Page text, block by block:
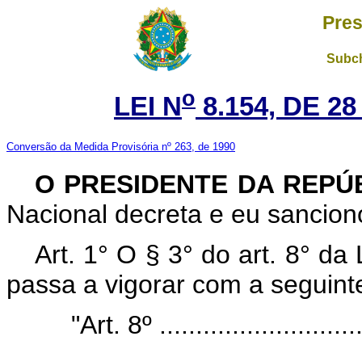
LEI No 8.154, DE
Conversão da Medida Provisória nº 263, de 1990
O PRESIDENTE DA
Nacional decreta e eu
Art. 1° O § 3° do art. 8°
passa a vigorar com a
"Art. 8º